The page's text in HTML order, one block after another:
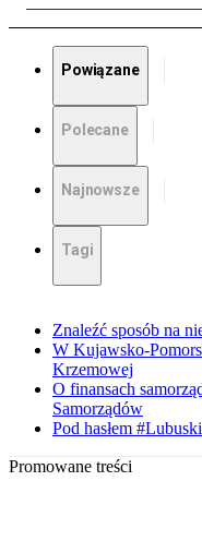
Powiązane
Polecane
Najnowsze
Tagi
Znaleźć sposób na
W Kujawsko-
Krzemowej
O finansach
Samorządów
Pod hasłem
Promowane treści